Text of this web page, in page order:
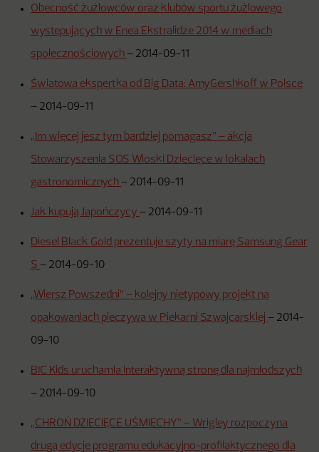
Obecność żużlowców oraz klubów sportu żużlowego
występujących w Enea Ekstralidze 2014 w mediach
społecznościowych – 2014-09-11
Światowa ekspertka od Big Data: AmyGershkoff w Polsce
– 2014-09-11
„Im więcej jesz tym bardziej pomagasz” – akcja
Stowarzyszenia SOS Wioski Dziecięce w lokalach
gastronomicznych – 2014-09-11
Jak kupują Japończycy – 2014-09-11
Diesel Black Gold prezentuje szyty na miarę Samsung Gear
S – 2014-09-10
„Wiersz Powszedni” – kolejny nietypowy projekt na
opakowaniach pieczywa w Piekarni Szwajcarskiej – 2014-
09-10
BIC Kids uruchamia interaktywną stronę dla najmłodszych
– 2014-09-10
„CHROŃ DZIECIĘCE UŚMIECHY” – Wrigley rozpoczyna
drugą edycję programu edukacyjno-profilaktycznego dla